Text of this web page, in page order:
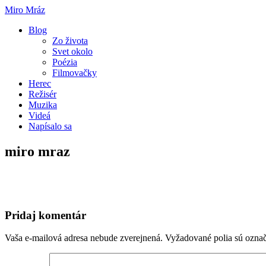
Miro Mráz
Blog
Zo života
Svet okolo
Poézia
Filmovačky
Herec
Režisér
Muzika
Videá
Napísalo sa
miro mraz
Pridaj komentár
Vaša e-mailová adresa nebude zverejnená. Vyžadované polia sú